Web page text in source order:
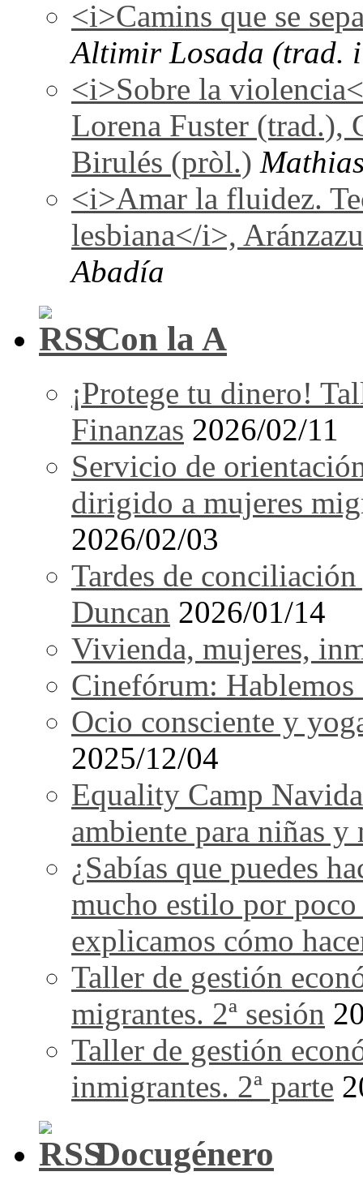
<i>Camins que se
Altimir Losada (trad.
<i>Sobre la
Lorena Fuster (trad.),
Birulés (pròl.)
<i>Amar la fluidez.
lesbiana</i>,
Abadía
Con la A
¡Protege tu dinero!
Finanzas 2026/02/11
Servicio de
dirigido a mujeres
2026/02/03
Tardes de
Duncan 2026/01/14
Vivienda, mujeres,
Cinefórum:
Ocio consciente y
2025/12/04
Equality Camp
ambiente para niñas y
¿Sabías que puedes
mucho estilo por
explicamos cómo
Taller de gestión
migrantes. 2ª sesión
Taller de gestión
inmigrantes. 2ª parte
Docugénero